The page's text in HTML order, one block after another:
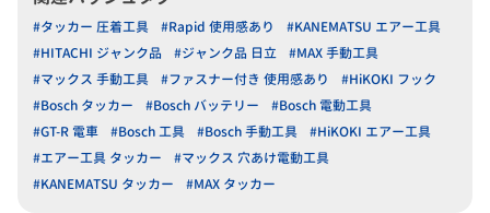
#タッカー 圧着工具 #Rapid 使用感あり
#KANEMATSU エアー工具
#HITACHI ジャンク品
#ジャンク品 日立
#MAX 手動工具
#マックス 手動工具
#ファスナー付き 使用感あり
#HiKOKI フック
#Bosch タッカー
#Bosch バッテリー
#Bosch 電動工具
#GT-R 電車
#Bosch 工具 #Bosch 手動工具
#HiKOKI エアー工具
#エアー工具 タッカー
#マックス 穴あけ電動工具
#KANEMATSU タッカー
#MAX タッカー